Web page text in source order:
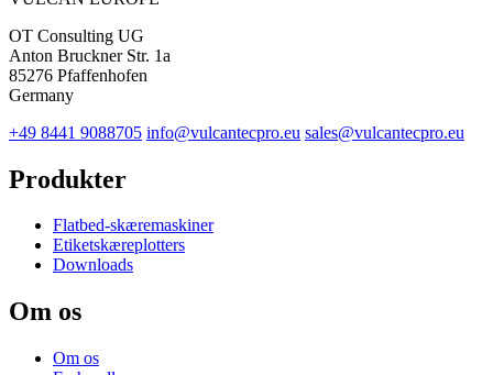
OT Consulting UG
Anton Bruckner Str. 1a
85276 Pfaffenhofen
Germany
+49 8441 9088705 info@vulcantecpro.eu sales@vulcantecpro.eu
Produkter
Flatbed-skæremaskiner
Etiketskæreplotters
Downloads
Om os
Om os